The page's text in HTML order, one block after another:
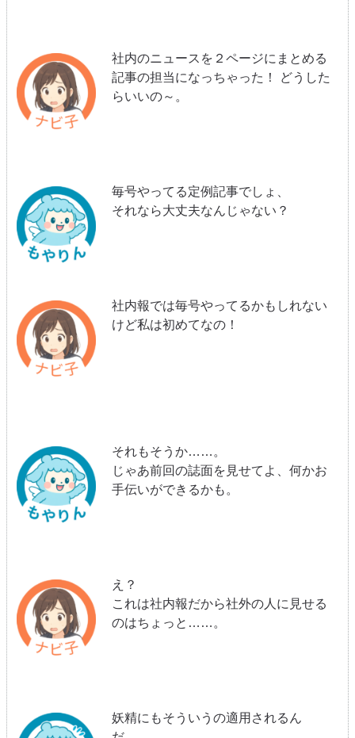
社内のニュースを２ページにまとめる
記事の担当になっちゃった！ どうした
らいいの～。
毎号やってる定例記事でしょ、
それなら大丈夫なんじゃない？
社内報では毎号やってるかもしれない
けど私は初めてなの！
それもそうか……。
じゃあ前回の誌面を見せてよ、何かお
手伝いができるかも。
え？
これは社内報だから社外の人に見せる
のはちょっと……。
妖精にもそういうの適用されるん